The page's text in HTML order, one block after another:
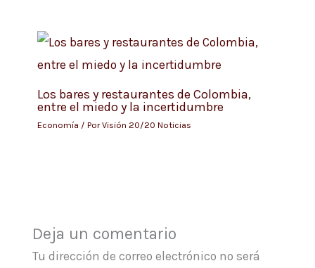
Los bares y restaurantes de Colombia,
entre el miedo y la incertidumbre
Economía / PorVisión 20/20 Noticias
Deja un comentario
Tu dirección de correo electrónico no será